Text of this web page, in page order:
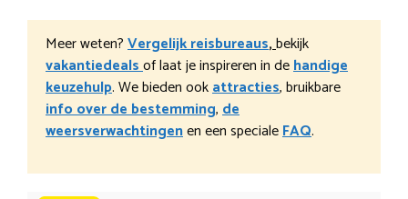
Meer weten?Vergelijk reisbureaus,bekijk
vakantiedealsof laat je inspireren in dehandige
keuzehulp. We bieden ookattracties, bruikbare
info over de bestemming,de
weersverwachtingenen een specialeFAQ.